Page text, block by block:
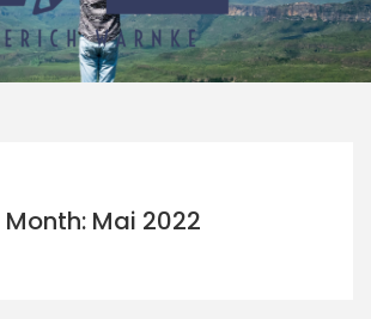
Month: Mai 2022